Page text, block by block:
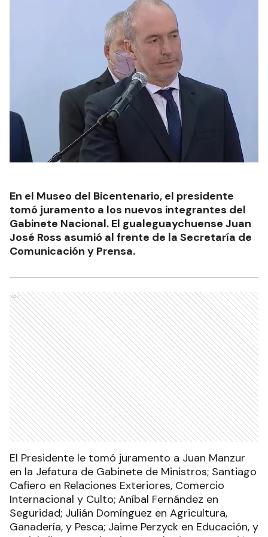
En el Museo del Bicentenario, el presidente
tomó juramento a los nuevos integrantes del
Gabinete Nacional. El gualeguaychuense Juan
José Ross asumió al frente de la Secretaría de
Comunicación y Prensa.
Ads
El Presidente le tomó juramento a Juan Manzur
en la Jefatura de Gabinete de Ministros; Santiago
Cafiero en Relaciones Exteriores, Comercio
Internacional y Culto; Aníbal Fernández en
Seguridad; Julián Domínguez en Agricultura,
Ganadería, y Pesca; Jaime Perzyck en Educación, y